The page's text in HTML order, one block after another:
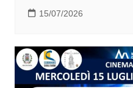
15/07/2026